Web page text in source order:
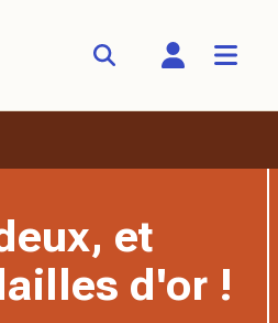
et
d'or !